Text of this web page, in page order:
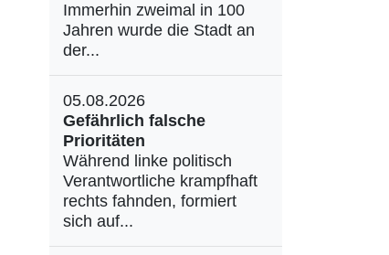
Immerhin zweimal in 100
Jahren wurde die Stadt an
der...
05.08.2026
Gefährlich falsche
Prioritäten
Während linke politisch
Verantwortliche krampfhaft
rechts fahnden, formiert
sich auf...